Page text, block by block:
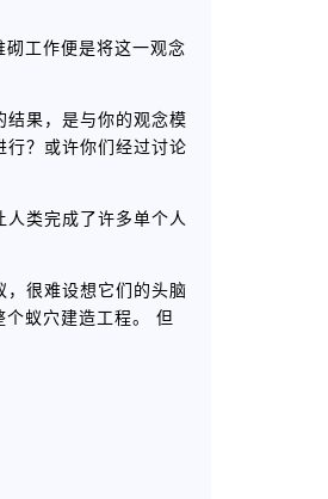
工作便是将这一观念
果，是与你的观念模
？或许你们经过讨论
类完成了许多单个人
很难设想它们的头脑
蚁穴建造工程。 但